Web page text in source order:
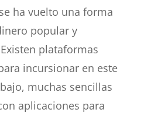
ha vuelto una forma
popular y
plataformas
incursionar en este
muchas sencillas
aplicaciones para